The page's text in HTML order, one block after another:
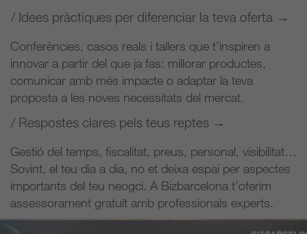
/ Idees pràctiques per diferenciar la teva oferta →
Conferències, casos reals i tallers que t’inspiren a
innovar a partir del que ja fas: millorar productes,
comunicar amb més impacte o adaptar la teva
proposta a les noves necessitats del mercat.
/ Respostes clares pels teus reptes →
Gestió del temps, fiscalitat, preus, personal, visibilitat…
Sovint, el teu dia a dia, no et deixa espai per aspectes
importants del teu neogci. A Bizbarcelona t’oferim
assessorament gratuït amb professionals experts.